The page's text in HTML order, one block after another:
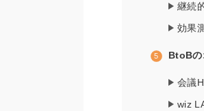
継続
効果
BtoBの
会議
wiz